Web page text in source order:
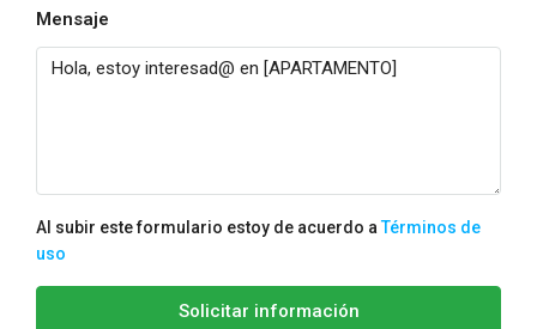
Mensaje
Al subir este formulario estoy de acuerdo aTérminos de
uso
Solicitar información